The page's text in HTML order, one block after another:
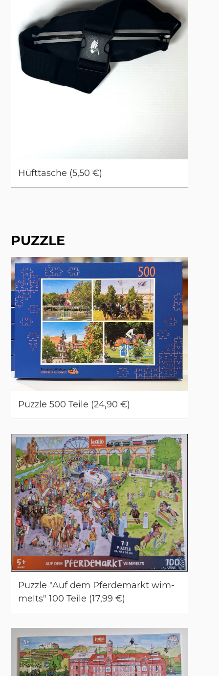
Hüft­ta­sche (5,50 €)
PUZZLE
Puz­zle 500 Tei­le (24,90 €)
Puz­zle "Auf dem Pfer­de­markt wim­
melts" 100 Tei­le (17,99 €)